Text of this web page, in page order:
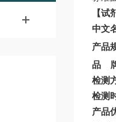
【试
中文
产品
品
检测
检测
产品